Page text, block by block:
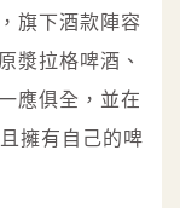
旗下酒款陣容
漿拉格啤酒、
應俱全，並在
擁有自己的啤